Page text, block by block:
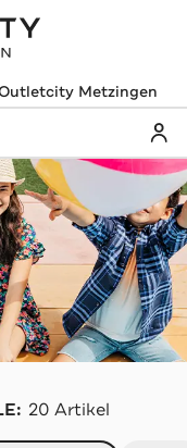
Metzingen
20 Artikel